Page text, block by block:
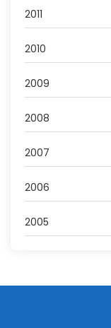
2011
2010
2009
2008
2007
2006
2005